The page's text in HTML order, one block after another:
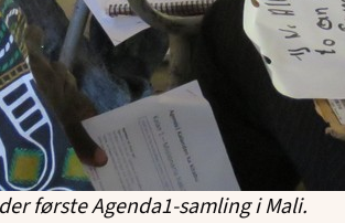
første Agenda1-samling i Mali.